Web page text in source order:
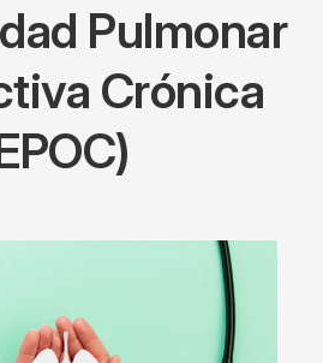
Pulmonar
Crónica